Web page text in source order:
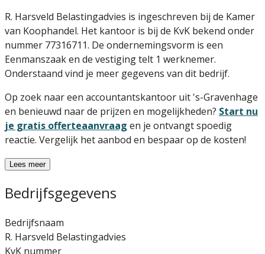
R. Harsveld Belastingadvies is ingeschreven bij de Kamer
van Koophandel. Het kantoor is bij de KvK bekend onder
nummer 77316711. De ondernemingsvorm is een
Eenmanszaak en de vestiging telt 1 werknemer.
Onderstaand vind je meer gegevens van dit bedrijf.
Op zoek naar een accountantskantoor uit 's-Gravenhage
en benieuwd naar de prijzen en mogelijkheden? Start nu
je gratis offerteaanvraag en je ontvangt spoedig
reactie. Vergelijk het aanbod en bespaar op de kosten!
Lees meer
Bedrijfsgegevens
Bedrijfsnaam
R. Harsveld Belastingadvies
KvK nummer